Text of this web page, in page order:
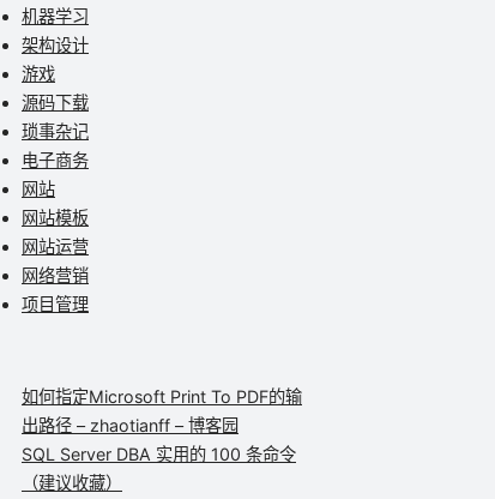
机器学习
架构设计
游戏
源码下载
琐事杂记
电子商务
网站
网站模板
网站运营
网络营销
项目管理
如何指定Microsoft Print To PDF的输
出路径 – zhaotianff – 博客园
SQL Server DBA 实用的 100 条命令
（建议收藏）